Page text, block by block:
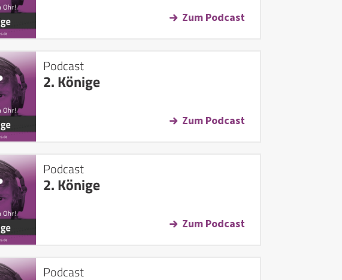
Zum Podcast
Podcast
2. Könige
Zum Podcast
Podcast
2. Könige
Zum Podcast
Podcast